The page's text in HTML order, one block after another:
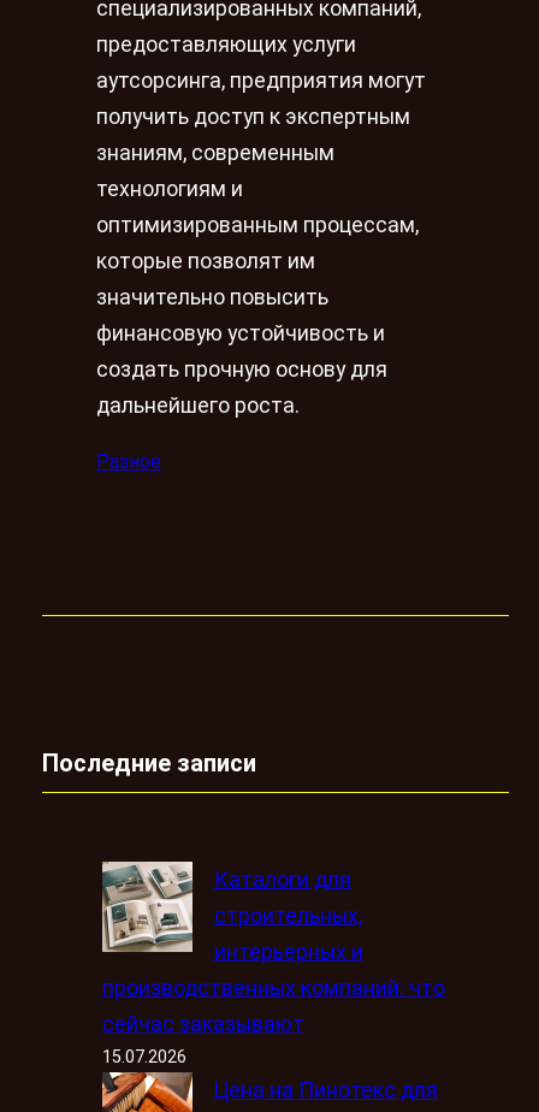
специализированных компаний,
предоставляющих услуги
аутсорсинга, предприятия могут
получить доступ к экспертным
знаниям, современным
технологиям и
оптимизированным процессам,
которые позволят им
значительно повысить
финансовую устойчивость и
создать прочную основу для
дальнейшего роста.
Разное
Последние записи
Каталоги для
строительных,
интерьерных и
производственных компаний: что
сейчас заказывают
15.07.2026
Цена на Пинотекс для